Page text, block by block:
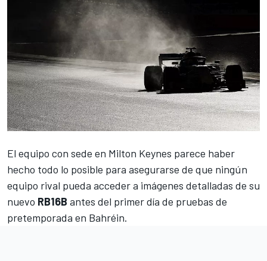
El equipo con sede en Milton Keynes parece haber
hecho todo lo posible para asegurarse de que ningún
equipo rival pueda acceder a imágenes detalladas de su
nuevo RB16B antes del primer día de pruebas de
pretemporada en Bahréin.